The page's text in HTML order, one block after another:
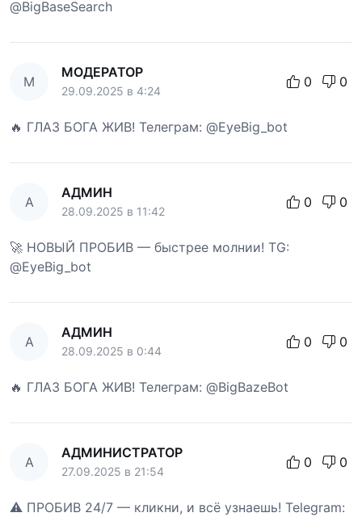
@BigBaseSearch
М
МОДЕРАТОР
29.09.2025 в 4:24
0 0
🔥 ГЛАЗ БОГА ЖИВ! Телеграм: @EyeBig_bot
А
АДМИН
28.09.2025 в 11:42
0 0
🚀 НОВЫЙ ПРОБИВ — быстрее молнии! TG:
@EyeBig_bot
А
АДМИН
28.09.2025 в 0:44
0 0
🔥 ГЛАЗ БОГА ЖИВ! Телеграм: @BigBazeBot
А
АДМИНИСТРАТОР
27.09.2025 в 21:54
0 0
⚠️ ПРОБИВ 24/7 — кликни, и всё узнаешь! Telegram: